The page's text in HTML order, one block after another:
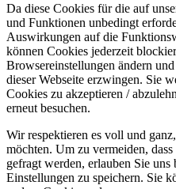
Da diese Cookies für die auf
und Funktionen unbedingt
Auswirkungen auf die
können Cookies jederzeit
Browsereinstellungen ändern
dieser Webseite erzwingen. Sie
Cookies zu akzeptieren /
erneut besuchen.
Wir respektieren es voll und
möchten. Um zu vermeiden,
gefragt werden, erlauben Sie
Einstellungen zu speichern. Sie